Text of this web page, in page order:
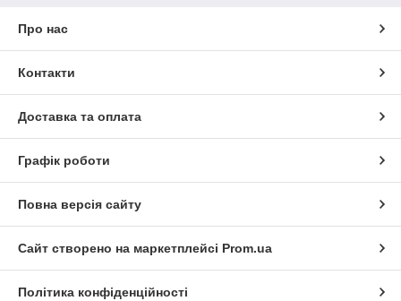
Про нас
Контакти
Доставка та оплата
Графік роботи
Повна версія сайту
Сайт створено на маркетплейсі Prom.ua
Політика конфіденційності